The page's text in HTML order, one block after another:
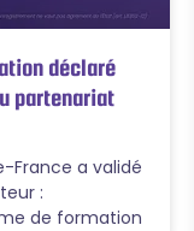
déclaré
partenariat
France a validé
:
de formation